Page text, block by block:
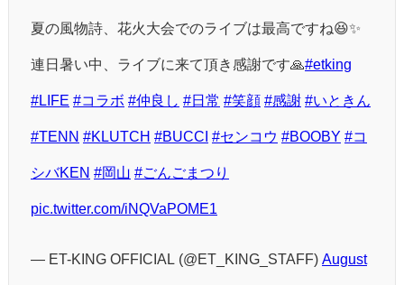
夏の風物詩、花火大会でのライブは最高ですね😆✨
連日暑い中、ライブに来て頂き感謝です🙏#etking
#LIFE #コラボ #仲良し #日常 #笑顔 #感謝 #いときん
#TENN #KLUTCH #BUCCI #センコウ #BOOBY #コ
シバKEN #岡山 #ごんごまつり
pic.twitter.com/iNQVaPOME1
— ET-KING OFFICIAL (@ET_KING_STAFF) August